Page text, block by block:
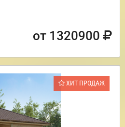
от 1320900
ХИТ ПРОДАЖ